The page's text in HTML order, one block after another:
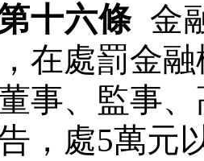
十六條 金
在處罰金
事、監事
，處5萬元